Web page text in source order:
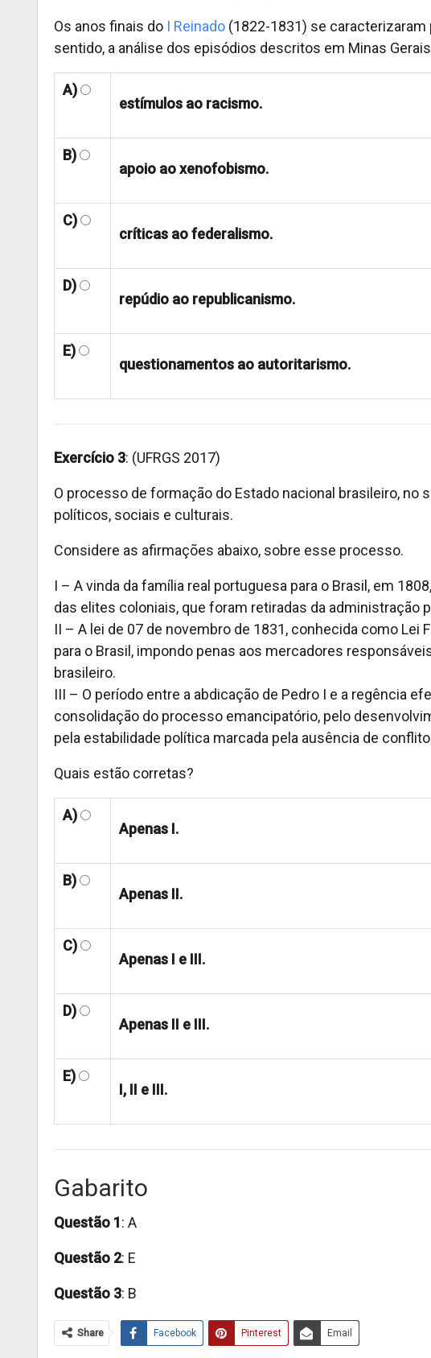
Os anos finais do I Reinado (1822-1831) se
sentido, a análise dos episódios descritos em Minas
A)
estímulos ao racismo.
B)
apoio ao xenofobismo.
C)
críticas ao federalismo.
D)
repúdio ao republicanismo.
E)
questionamentos ao autoritarismo.
Exercício 3: (UFRGS 2017)
O processo de formação do Estado nacional brasileiro, no
políticos, sociais e culturais.
Considere as afirmações abaixo, sobre esse processo.
I – A vinda da família real portuguesa para o Brasil, em
das elites coloniais, que foram retiradas da administração
II – A lei de 07 de novembro de 1831, conhecida como
para o Brasil, impondo penas aos mercadores
brasileiro.
III – O período entre a abdicação de Pedro I e a regência
consolidação do processo emancipatório, pelo
pela estabilidade política marcada pela ausência de
Quais estão corretas?
A)
Apenas I.
B)
Apenas II.
C)
Apenas I e III.
D)
Apenas II e III.
E)
I, II e III.
Gabarito
Questão 1: A
Questão 2: E
Questão 3: B
Share Facebook Pinterest Email